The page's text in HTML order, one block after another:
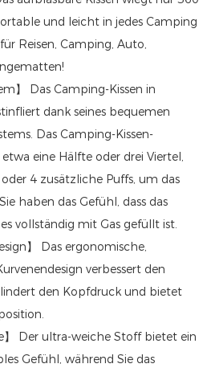
und leicht in jedes Camping
Reisen, Camping, Auto,
】 Das Camping-Kissen in
dank seines bequemen
Das Camping-Kissen-
eine Hälfte oder drei Viertel,
4 zusätzliche Puffs, um das
haben das Gefühl, dass das
vollständig mit Gas gefüllt ist.
】 Das ergonomische,
verbessert den
den Kopfdruck und bietet
】 Der ultra-weiche Stoff bietet ein
Gefühl, während Sie das